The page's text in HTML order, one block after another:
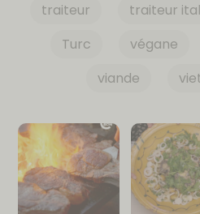
traiteur
traiteur
Turc
végane
viande